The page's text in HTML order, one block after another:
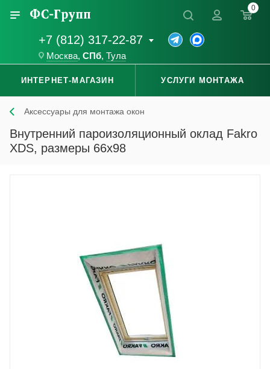
+7 (812) 317-22-87
Москва, СПб, Тула
0
ИНТЕРНЕТ-МАГАЗИН УСЛУГИ МОНТАЖА
Аксессуары для монтажа окон
Внутренний пароизоляционный оклад Fakro
XDS, размеры 66x98